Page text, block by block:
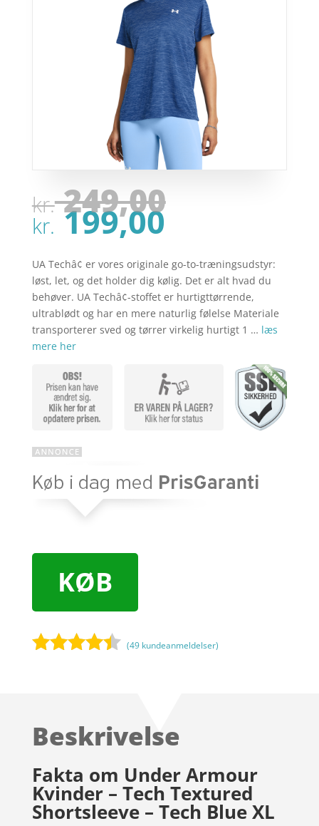
kr.249,00Den
var:
kr.
kr.199,00Den
pris
er:
kr.
UA Techâ¢ er vores originale go-to-træningsudstyr:
løst, let, og det holder dig kølig. Det er alt hvad du
behøver. UA Techâ¢-stoffet er hurtigttørrende,
ultrablødt og har en mere naturlig følelse Materiale
transporterer sved og tørrer virkelig hurtigt 1 … læs
mere her
KØB
på
mmelser
(49 kundeanmeldelser)
Beskrivelse
Fakta om Under Armour
Kvinder – Tech Textured
Shortsleeve – Tech Blue XL